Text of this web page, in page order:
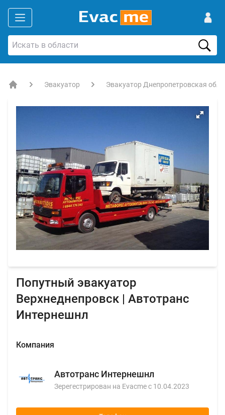
Эвакуатор Эвакуатор Днепропетровская
Попутный эвакуатор
Верхнеднепровск | Автотранс
Интернешнл
Компания
Автотранс Интернешнл
Зерегестрирован на Evacme с 10.04.2023